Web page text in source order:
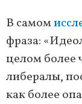
В самом
фраза:
целом более
либералы,
как более